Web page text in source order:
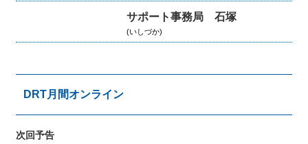
サポート事務局 石塚
(いしづか)
DRT月間オンライン
次回予告